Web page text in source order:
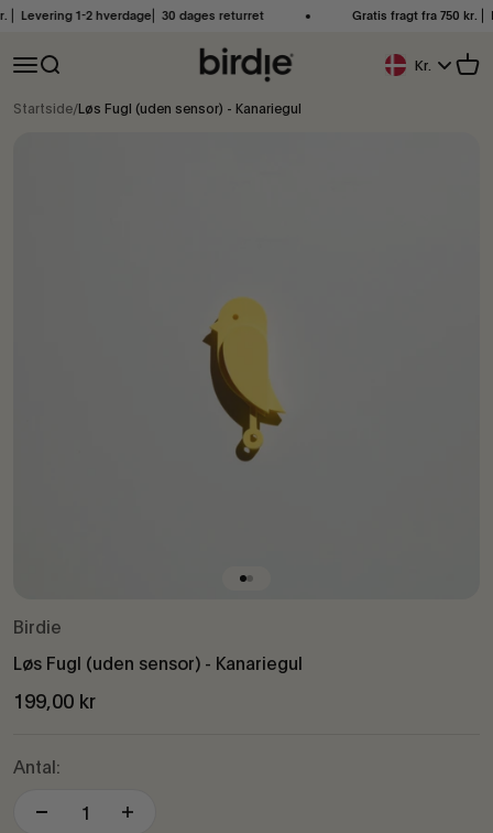
Spring til indhold
1-2 hverdage⎜ 30 dages returret Gratis fragt fra 750 kr. ⎜
Åbn navigationsmenu
Åbn søgefunktion Birdie Scandinavia ApS Kr. Åbn
Startside/Løs Fugl (uden sensor) - Kanariegul
Birdie
Løs Fugl (uden sensor) - Kanariegul
Salgspris
199,00 kr
Antal: